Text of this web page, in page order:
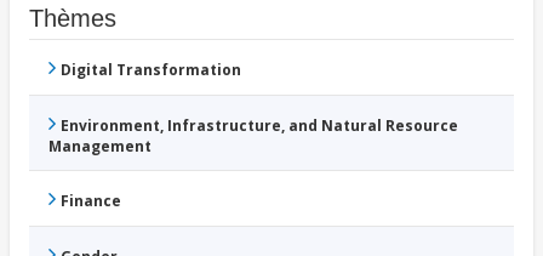
Thèmes
Digital Transformation
Environment, Infrastructure, and Natural Resource
Management
Finance